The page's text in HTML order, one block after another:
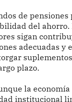
de
del ahorro.
sigan
adecuadas y
plazo.
la
institucional